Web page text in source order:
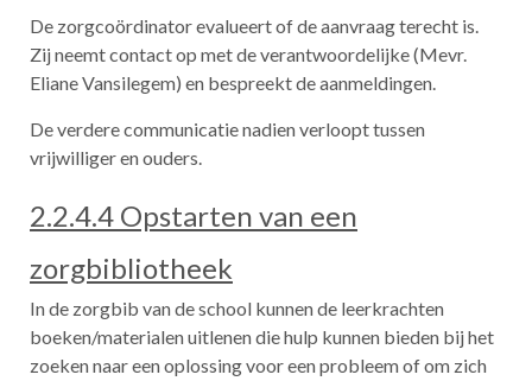
De zorgcoördinator evalueert of de aanvraag terecht is.
Zij neemt contact op met de verantwoordelijke (Mevr.
Eliane Vansilegem) en bespreekt de aanmeldingen.
De verdere communicatie nadien verloopt tussen
vrijwilliger en ouders.
2.2.4.4 Opstarten van een
zorgbibliotheek
In de zorgbib van de school kunnen de leerkrachten
boeken/materialen uitlenen die hulp kunnen bieden bij het
zoeken naar een oplossing voor een probleem of om zich